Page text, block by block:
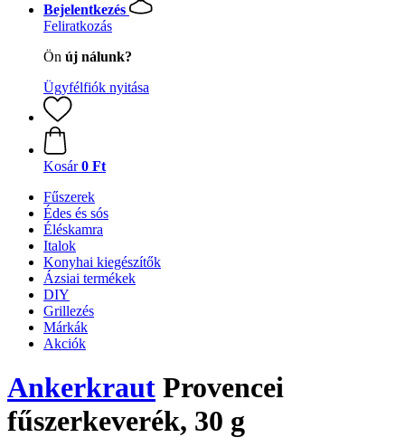
Bejelentkezés
Feliratkozás
Ön új nálunk?
Ügyfélfiók nyitása
Kosár 0 Ft
Fűszerek
Édes és sós
Éléskamra
Italok
Konyhai kiegészítők
Ázsiai termékek
DIY
Grillezés
Márkák
Akciók
Ankerkraut Provencei
fűszerkeverék, 30 g